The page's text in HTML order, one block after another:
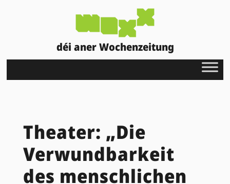
déi aner Wochenzeitung
Theater: „Die
Verwundbarkeit
des menschlichen